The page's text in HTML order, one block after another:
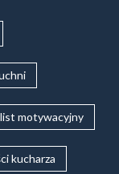
motywacyjny
kucharza